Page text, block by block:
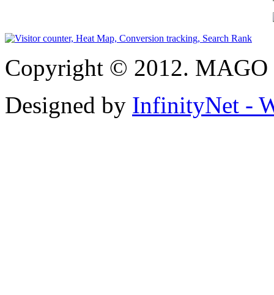
Copyright © 2012. MAGO
Designed by InfinityNet -